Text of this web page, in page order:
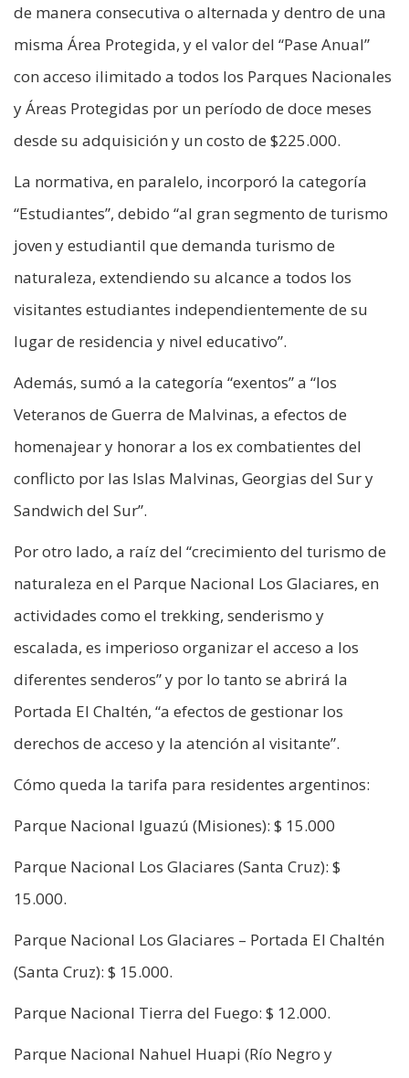
de manera consecutiva o alternada y dentro de una
misma Área Protegida, y el valor del “Pase Anual”
con acceso ilimitado a todos los Parques Nacionales
y Áreas Protegidas por un período de doce meses
desde su adquisición y un costo de $225.000.
La normativa, en paralelo, incorporó la categoría
“Estudiantes”, debido “al gran segmento de turismo
joven y estudiantil que demanda turismo de
naturaleza, extendiendo su alcance a todos los
visitantes estudiantes independientemente de su
lugar de residencia y nivel educativo”.
Además, sumó a la categoría “exentos” a “los
Veteranos de Guerra de Malvinas, a efectos de
homenajear y honorar a los ex combatientes del
conflicto por las Islas Malvinas, Georgias del Sur y
Sandwich del Sur”.
Por otro lado, a raíz del “crecimiento del turismo de
naturaleza en el Parque Nacional Los Glaciares, en
actividades como el trekking, senderismo y
escalada, es imperioso organizar el acceso a los
diferentes senderos” y por lo tanto se abrirá la
Portada El Chaltén, “a efectos de gestionar los
derechos de acceso y la atención al visitante”.
Cómo queda la tarifa para residentes argentinos:
Parque Nacional Iguazú (Misiones): $ 15.000
Parque Nacional Los Glaciares (Santa Cruz): $
15.000.
Parque Nacional Los Glaciares – Portada El Chaltén
(Santa Cruz): $ 15.000.
Parque Nacional Tierra del Fuego: $ 12.000.
Parque Nacional Nahuel Huapi (Río Negro y